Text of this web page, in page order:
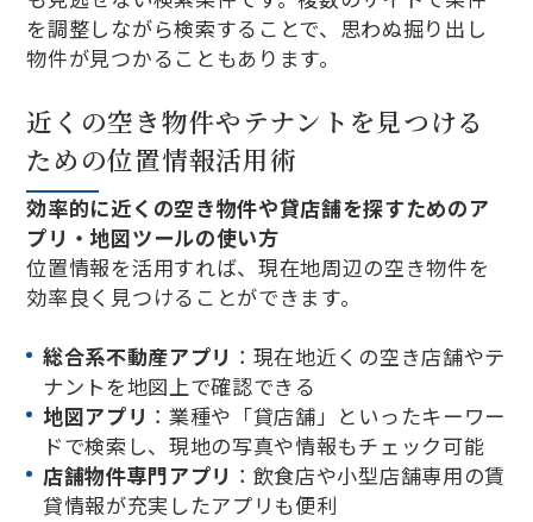
を調整しながら検索することで、思わぬ掘り出し
物件が見つかることもあります。
近くの空き物件やテナントを見つける
ための位置情報活用術
効率的に近くの空き物件や貸店舗を探すためのア
プリ・地図ツールの使い方
位置情報を活用すれば、現在地周辺の空き物件を
効率良く見つけることができます。
総合系不動産アプリ ：現在地近くの空き店舗やテ
ナントを地図上で確認できる
地図アプリ ：業種や「貸店舗」といったキーワー
ドで検索し、現地の写真や情報もチェック可能
店舗物件専門アプリ ：飲食店や小型店舗専用の賃
貸情報が充実したアプリも便利